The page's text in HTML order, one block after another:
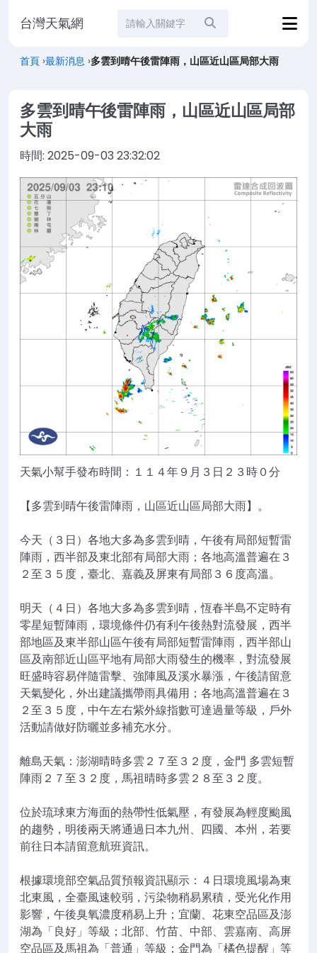
台灣天氣網 站內搜尋
首頁 ›最新消息 ›多雲到晴午後雷陣雨，山區近山區局部大雨
多雲到晴午後雷陣雨，山區近山區局部
大雨
時間: 2025-09-03 23:32:02
天氣小幫手發布時間：１１４年９月３日２３時０分
【多雲到晴午後雷陣雨，山區近山區局部大雨】。
今天（３日）各地大多為多雲到晴，午後有局部短暫雷
陣雨，西半部及東北部有局部大雨；各地高溫普遍在３
２至３５度，臺北、嘉義及屏東有局部３６度高溫。
明天（４日）各地大多為多雲到晴，恆春半島不定時有
零星短暫陣雨，環境條件仍有利午後熱對流發展，西半
部地區及東半部山區午後有局部短暫雷陣雨，西半部山
區及南部近山區平地有局部大雨發生的機率，對流發展
旺盛時容易伴隨雷擊、強陣風及溪水暴漲，午後請留意
天氣變化，外出建議攜帶雨具備用；各地高溫普遍在３
２至３５度，中午左右紫外線指數可達過量等級，戶外
活動請做好防曬並多補充水分。
離島天氣：澎湖晴時多雲２７至３２度，金門 多雲短暫
陣雨２７至３２度，馬祖晴時多雲２８至３２度。
位於琉球東方海面的熱帶性低氣壓，有發展為輕度颱風
的趨勢，明後兩天將通過日本九州、四國、本州，若要
前往日本請留意航班資訊。
根據環境部空氣品質預報資訊顯示：４日環境風場為東
北東風，全臺風速較弱，污染物稍易累積，受光化作用
影響，午後臭氧濃度稍易上升；宜蘭、花東空品區及澎
湖為「良好」等級；北部、竹苗、中部、雲嘉南、高屏
空品區及馬祖為「普通」等級；金門為「橘色提醒」等